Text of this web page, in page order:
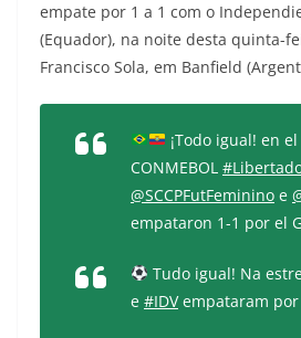
empate por 1 a 1 com o
(Equador), na noite desta quinta-
Francisco Sola, em Banfield
¡Todo igual! en
CONMEBOL
@SCCPFutFeminino e
empataron 1-1 por el
Tudo igual! Na
e #IDVempataram por